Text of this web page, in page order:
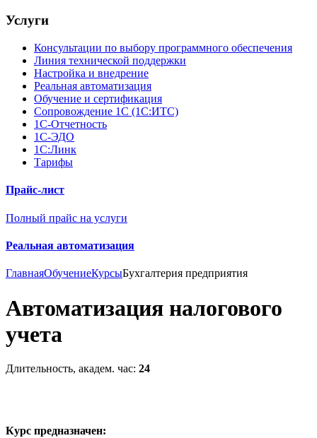
Услуги
Консультации по выбору программного обеспечения
Линия технической поддержки
Настройка и внедрение
Реальная автоматизация
Обучение и сертификация
Сопровождение 1С (1С:ИТС)
1С-Отчетность
1С-ЭДО
1С:Линк
Тарифы
Прайс-лист
Полный прайс на услуги
Реальная автоматизация
ГлавнаяОбучениеКурсыБухгалтерия предприятия
Автоматизация налогового
учета
Длительность, академ. час: 24
Курс предназначен: